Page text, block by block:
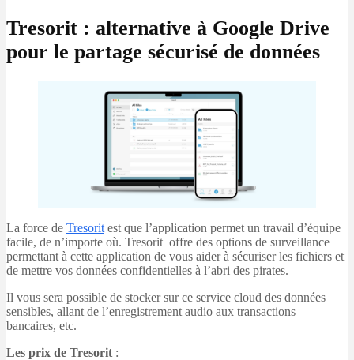
Tresorit : alternative à Google Drive
pour le partage sécurisé de données
La force de Tresorit est que l’application permet un travail d’équipe
facile, de n’importe où. Tresorit offre des options de surveillance
permettant à cette application de vous aider à sécuriser les fichiers et
de mettre vos données confidentielles à l’abri des pirates.
Il vous sera possible de stocker sur ce service cloud des données
sensibles, allant de l’enregistrement audio aux transactions
bancaires, etc.
Les prix de Tresorit :